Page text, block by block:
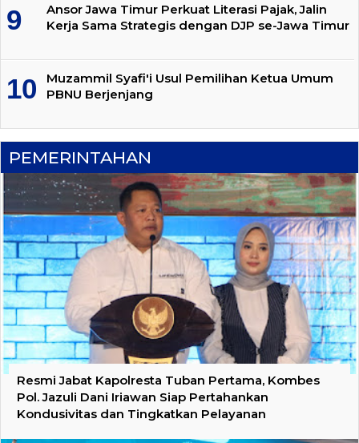
Ansor Jawa Timur Perkuat Literasi Pajak, Jalin
Kerja Sama Strategis dengan DJP se-Jawa Timur
Muzammil Syafi'i Usul Pemilihan Ketua Umum
PBNU Berjenjang
PEMERINTAHAN
Resmi Jabat Kapolresta Tuban Pertama, Kombes
Pol. Jazuli Dani Iriawan Siap Pertahankan
Kondusivitas dan Tingkatkan Pelayanan